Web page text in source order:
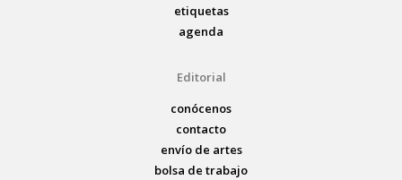
etiquetas
agenda
Editorial
conócenos
contacto
envío de artes
bolsa de trabajo